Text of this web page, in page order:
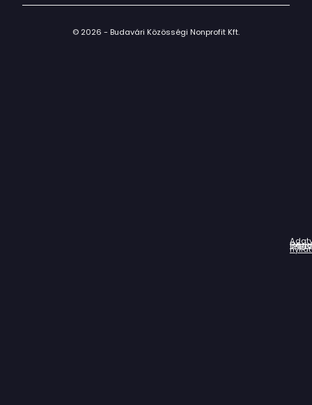
© 2026 - Budavári Közösségi Nonprofit Kft.